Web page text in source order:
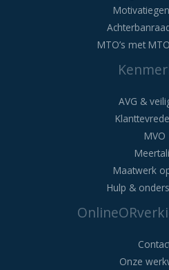
MTO’s met
AVG &
MVO
Maatwerk
Hulp &
Onze